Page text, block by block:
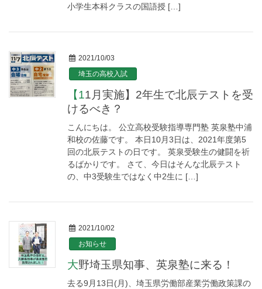
小学生本科クラスの国語授 […]
2021/10/03
埼玉の高校入試
【11月実施】2年生で北辰テストを受
けるべき？
こんにちは。 公立高校受験指導専門塾 英泉塾中浦
和校の佐藤です。 本日10月3日は、2021年度第5
回の北辰テストの日です。 英泉受験生の健闘を祈
るばかりです。 さて、今日はそんな北辰テスト
の、中3受験生ではなく中2生に […]
2021/10/02
お知らせ
大野埼玉県知事、英泉塾に来る！
去る9月13日(月)、埼玉県労働部産業労働政策課の